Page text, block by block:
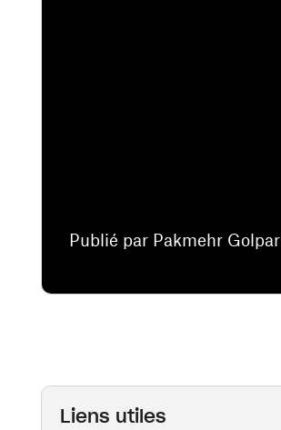
Publié par Pakmehr Golpar
Liens utiles